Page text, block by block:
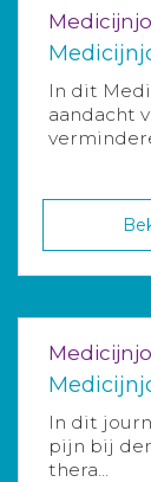
In dit
aandacht
In dit
pijn bij
thera...